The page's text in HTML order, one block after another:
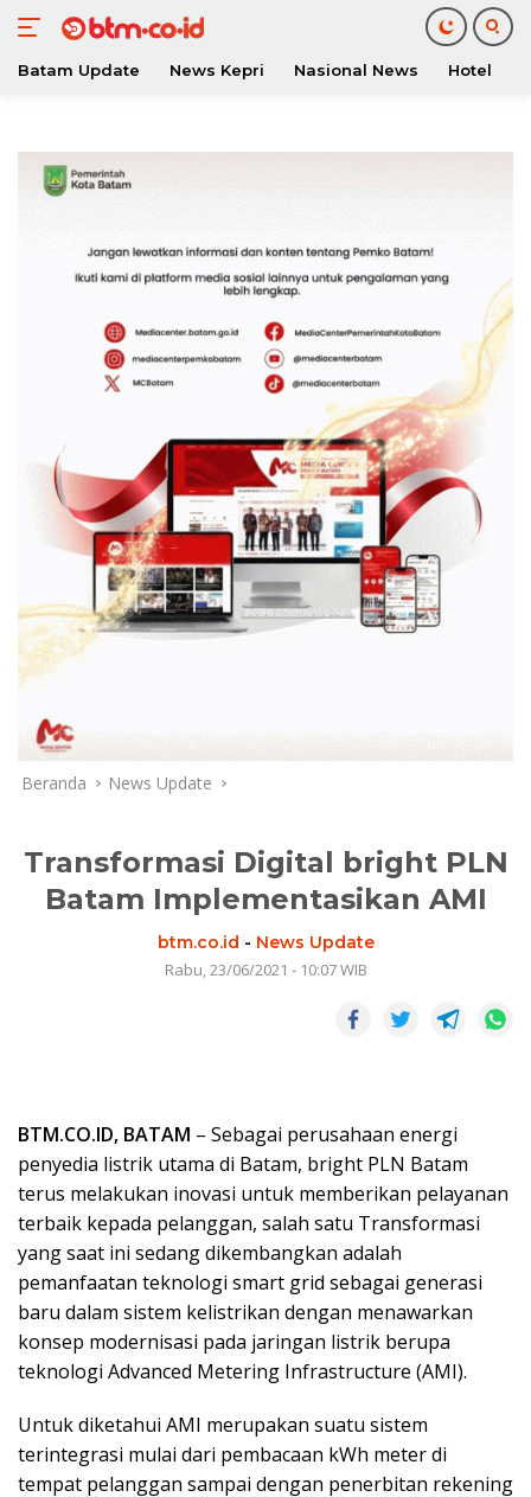
konten
Batam Update News Kepri Nasional News Hotel
Beranda News Update
Transformasi Digital bright PLN
Batam Implementasikan AMI
btm.co.id - News Update
Rabu, 23/06/2021 - 10:07 WIB
BTM.CO.ID, BATAM – Sebagai perusahaan energi
penyedia listrik utama di Batam, bright PLN Batam
terus melakukan inovasi untuk memberikan pelayanan
terbaik kepada pelanggan, salah satu Transformasi
yang saat ini sedang dikembangkan adalah
pemanfaatan teknologi smart grid sebagai generasi
baru dalam sistem kelistrikan dengan menawarkan
konsep modernisasi pada jaringan listrik berupa
teknologi Advanced Metering Infrastructure (AMI).
Untuk diketahui AMI merupakan suatu sistem
terintegrasi mulai dari pembacaan kWh meter di
tempat pelanggan sampai dengan penerbitan rekening